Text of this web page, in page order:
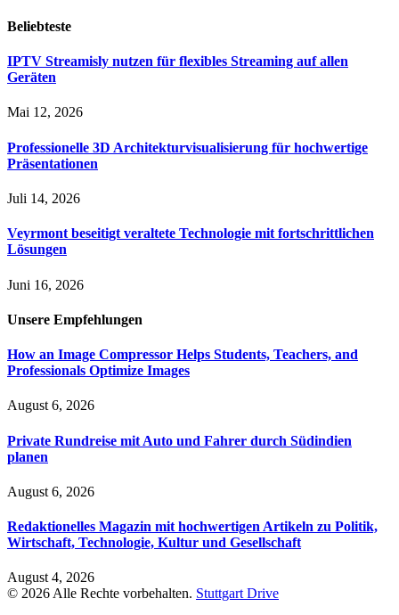
Beliebteste
IPTV Streamisly nutzen für flexibles Streaming auf allen
Geräten
Mai 12, 2026
Professionelle 3D Architekturvisualisierung für hochwertige
Präsentationen
Juli 14, 2026
Veyrmont beseitigt veraltete Technologie mit fortschrittlichen
Lösungen
Juni 16, 2026
Unsere Empfehlungen
How an Image Compressor Helps Students, Teachers, and
Professionals Optimize Images
August 6, 2026
Private Rundreise mit Auto und Fahrer durch Südindien
planen
August 6, 2026
Redaktionelles Magazin mit hochwertigen Artikeln zu Politik,
Wirtschaft, Technologie, Kultur und Gesellschaft
August 4, 2026
© 2026 Alle Rechte vorbehalten. Stuttgart Drive